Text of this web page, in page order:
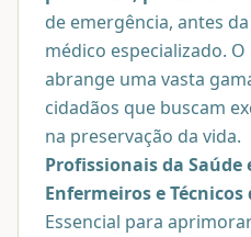
de emergência, antes
médico especializado.
abrange uma vasta
cidadãos que buscam
na preservação da vida.
Profissionais da Saúde
Enfermeiros e
Essencial para